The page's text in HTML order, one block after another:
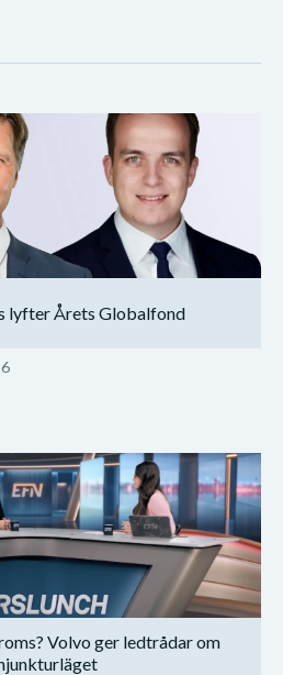
lyfter Årets Globalfond
Volvo ger ledtrådar om